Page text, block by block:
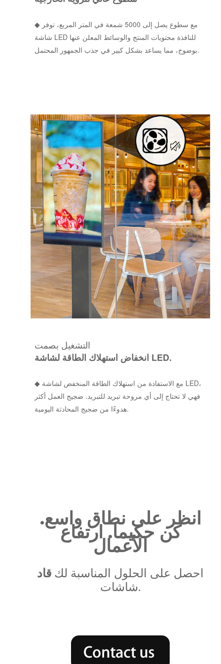
◆ مع سطوع يصل إلى 5000 شمعة في المتر المربع، توفر
شاشة LED للنافذة محتويات المنتج والوسائط المعلن عنها
بوضوح، مما يساعد بشكل كبير في جذب الجمهور المحتمل.
التشغيل بصمت
انخفاض استهلاك الطاقة لشاشة LED.
◆ مع الاستفادة من استهلاك الطاقة المنخفض لشاشة LED،
فهي لا تحتاج إلى أي مروحة تبريد للتبريد. ضجيج العمل أكثر
هدوءًا من ضجيج المحادثة اليومية.
انظر على نطاق واسع.
كن حكيما. ارتفاع
الأعمال
احصل على الحلول المناسبة لك قاد
شاشات.